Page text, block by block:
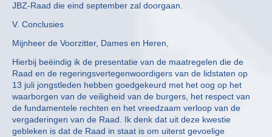
JBZ-Raad die eind september zal doorgaan.
V. Conclusies
Mijnheer de Voorzitter, Dames en Heren,
Hierbij beëindig ik de presentatie van de maatregelen die de
Raad en de regeringsvertegenwoordigers van de lidstaten op
13 juli jongstleden hebben goedgekeurd met het oog op het
waarborgen van de veiligheid van de burgers, het respect van
de fundamentele rechten en het vreedzaam verloop van de
vergaderingen van de Raad. Ik denk dat uit deze kwestie
gebleken is dat de Raad in staat is om uiterst gevoelige